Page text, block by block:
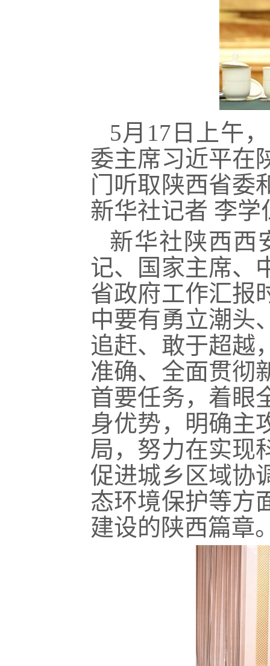
5月17日上午
委主席习近平在
门听取陕西省委
新华社记者 李学
新华社陕西西
记、国家主席、
省政府工作汇报
中要有勇立潮头
追赶、敢于超越
准确、全面贯彻
首要任务，着眼
身优势，明确主
局，努力在实现
促进城乡区域协
态环境保护等方
建设的陕西篇章